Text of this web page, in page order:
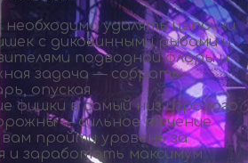
удалять цепочки
с диковинными рыбами и
подводной флоры и
задача — собрать
опуская
фишки в самый низ игрового
— сильное течение
пройти уровень за
и заработать максимум